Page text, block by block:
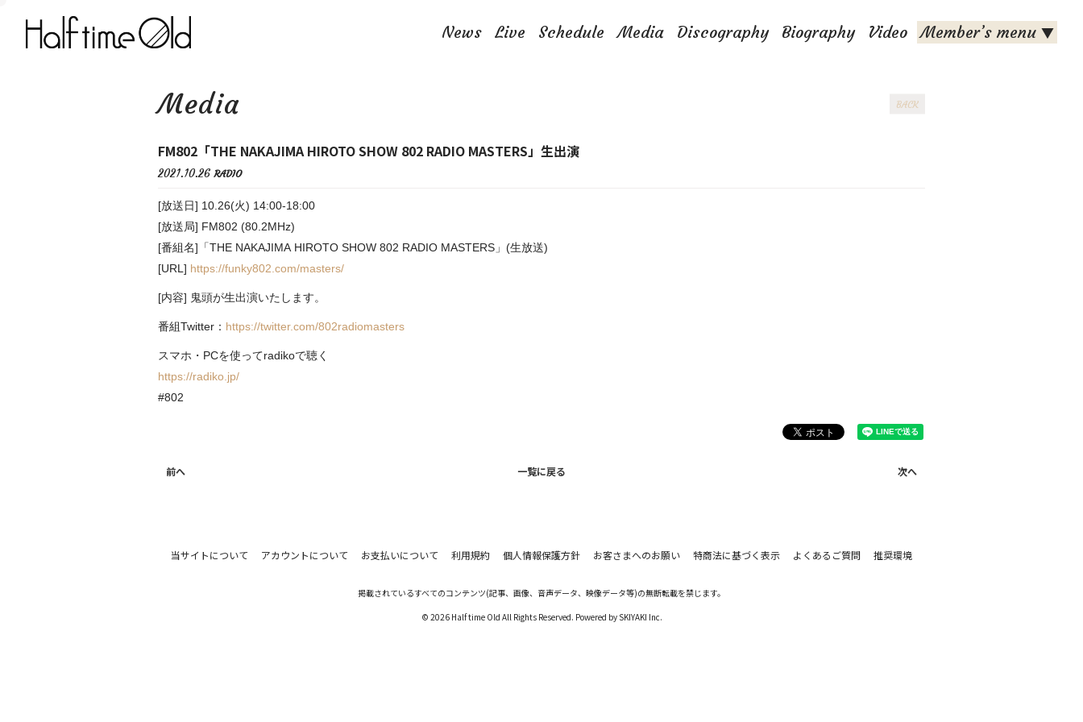
News Live Schedule Media Discography Biography Video Member’s menu ▼
Media BACK
FM802「THE NAKAJIMA HIROTO SHOW 802 RADIO MASTERS」生出演
2021.10.26 RADIO
[放送日] 10.26(火) 14:00-18:00
[放送局] FM802 (80.2MHz)
[番組名]「THE NAKAJIMA HIROTO SHOW 802 RADIO MASTERS」(生放送)
[URL] https://funky802.com/masters/
[内容] 鬼頭が生出演いたします。
番組Twitter： https://twitter.com/802radiomasters
スマホ・PCを使ってradikoで聴く
https://radiko.jp/
#802
前へ 一覧に戻る 次へ
当サイトについて アカウントについて お支払いについて 利用規約 個人情報保護方針 お客さまへのお願い 特商法に基づく表示 よくあるご質問 推奨環境
掲載されているすべてのコンテンツ(記事、画像、音声データ、映像データ等)の無断転載を禁じます。
© 2026 Half time Old All Rights Reserved. Powered by SKIYAKI Inc.